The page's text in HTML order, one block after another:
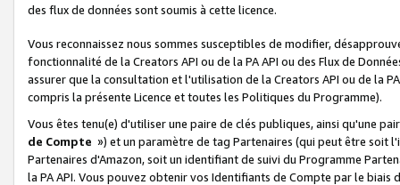
des flux de données sont soumis à cette licence.
Vous reconnaissez nous sommes susceptibles de modifier,
fonctionnalité de la Creators API ou de la PA API ou des Flux de
assurer que la consultation et l'utilisation de la Creators API ou de la
compris la présente Licence et toutes les Politiques du Programme).
Vous êtes tenu(e) d'utiliser une paire de clés publiques, ainsi qu'une
de Compte ») et un paramètre de tag Partenaires (qui peut être soit
Partenaires d'Amazon, soit un identifiant de suivi du Programme
la PA API. Vous pouvez obtenir vos Identifiants de Compte par le biais